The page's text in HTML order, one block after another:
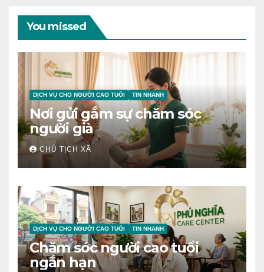
You missed
DỊCH VỤ CHO NGƯỜI CAO TUỔI TIN NHANH
Nơi gửi gắm sự chăm sóc
người già
CHỦ TỊCH XÃ
DỊCH VỤ CHO NGƯỜI CAO TUỔI TIN NHANH
Chăm sóc người cao tuổi
ngắn hạn